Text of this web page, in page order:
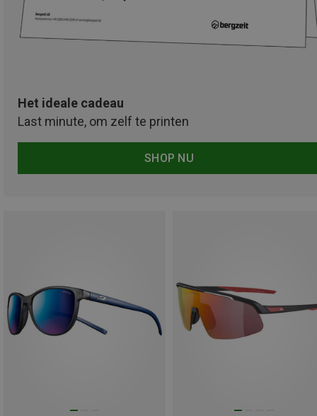
Het ideale cadeau
Last minute, om zelf te printen
SHOP NU